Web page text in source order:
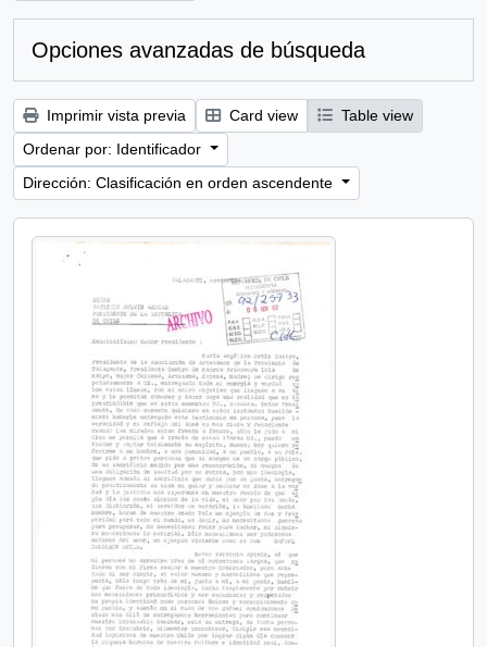
Opciones avanzadas de búsqueda
Imprimir vista previa Card view
Table view
Ordenar por: Identificador
Dirección: Clasificación en orden ascendente